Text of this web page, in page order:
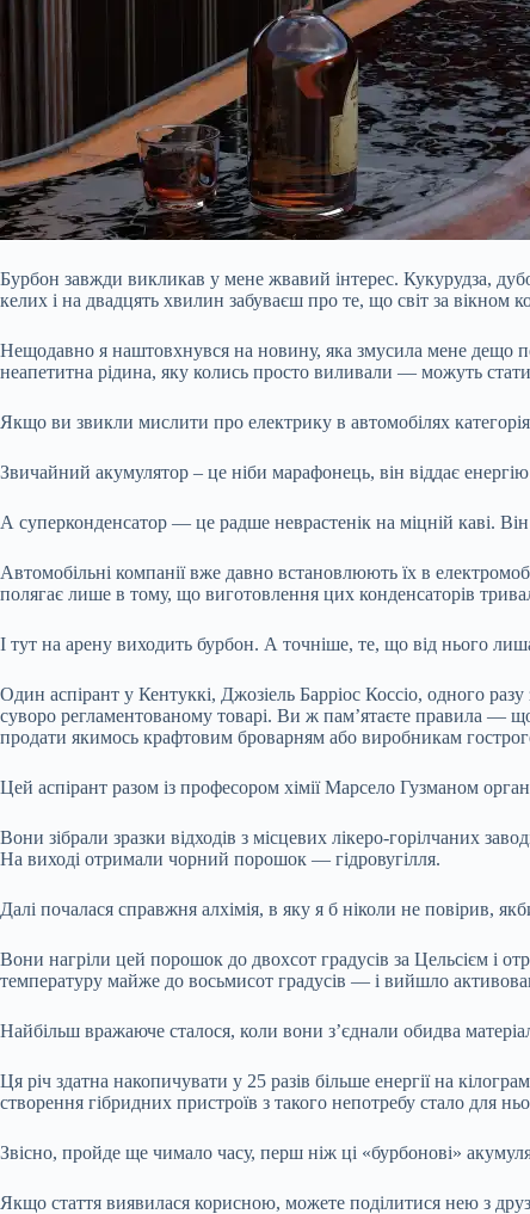
Бурбон завжди викликав у мене жвавий інтерес. Кукурудза,
келих і на двадцять хвилин забуваєш про те, що світ за вікном
Нещодавно я наштовхнувся на новину, яка змусила мене дещо
неапетитна рідина, яку колись просто виливали — можуть
Якщо ви звикли мислити про електрику в автомобілях
Звичайний акумулятор – це ніби марафонець, він віддає енергію
А суперконденсатор — це радше неврастенік на міцній каві.
Автомобільні компанії вже давно встановлюють їх в
полягає лише в тому, що виготовлення цих конденсаторів
І тут на арену виходить бурбон. А точніше, те, що від нього
Один аспірант у Кентуккі, Джозіель Барріос Коссіо, одного
суворо регламентованому товарі. Ви ж пам’ятаєте правила —
продати якимось крафтовим броварням або виробникам
Цей аспірант разом із професором хімії Марсело Гузманом
Вони зібрали зразки відходів з місцевих лікеро-горілчаних
На виході отримали чорний порошок — гідровугілля.
Далі почалася справжня алхімія, в яку я б ніколи не повірив,
Вони нагріли цей порошок до двохсот градусів за Цельсієм і
температуру майже до восьмисот градусів — і вийшло
Найбільш вражаюче сталося, коли вони з’єднали обидва
Ця річ здатна накопичувати у 25 разів більше енергії на
створення гібридних пристроїв з такого непотребу стало для
Звісно, пройде ще чимало часу, перш ніж ці «бурбонові»
Якщо стаття виявилася корисною, можете поділитися нею з